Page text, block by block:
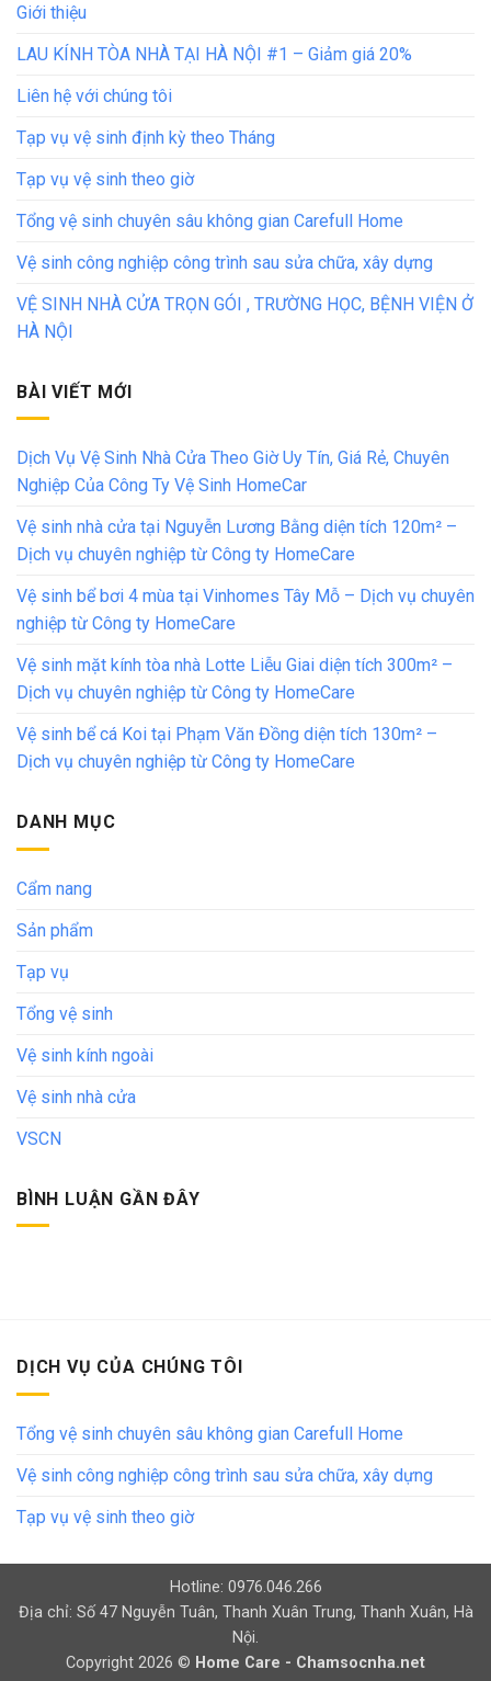
Giới thiệu
LAU KÍNH TÒA NHÀ TẠI HÀ NỘI #1 – Giảm giá 20%
Liên hệ với chúng tôi
Tạp vụ vệ sinh định kỳ theo Tháng
Tạp vụ vệ sinh theo giờ
Tổng vệ sinh chuyên sâu không gian Carefull Home
Vệ sinh công nghiệp công trình sau sửa chữa, xây dựng
VỆ SINH NHÀ CỬA TRỌN GÓI , TRƯỜNG HỌC, BỆNH VIỆN Ở
HÀ NỘI
BÀI VIẾT MỚI
Dịch Vụ Vệ Sinh Nhà Cửa Theo Giờ Uy Tín, Giá Rẻ, Chuyên
Nghiệp Của Công Ty Vệ Sinh HomeCar
Vệ sinh nhà cửa tại Nguyễn Lương Bằng diện tích 120m² –
Dịch vụ chuyên nghiệp từ Công ty HomeCare
Vệ sinh bể bơi 4 mùa tại Vinhomes Tây Mỗ – Dịch vụ chuyên
nghiệp từ Công ty HomeCare
Vệ sinh mặt kính tòa nhà Lotte Liễu Giai diện tích 300m² –
Dịch vụ chuyên nghiệp từ Công ty HomeCare
Vệ sinh bể cá Koi tại Phạm Văn Đồng diện tích 130m² –
Dịch vụ chuyên nghiệp từ Công ty HomeCare
DANH MỤC
Cẩm nang
Sản phẩm
Tạp vụ
Tổng vệ sinh
Vệ sinh kính ngoài
Vệ sinh nhà cửa
VSCN
BÌNH LUẬN GẦN ĐÂY
DỊCH VỤ CỦA CHÚNG TÔI
Tổng vệ sinh chuyên sâu không gian Carefull Home
Vệ sinh công nghiệp công trình sau sửa chữa, xây dựng
Tạp vụ vệ sinh theo giờ
Hotline: 0976.046.266
Địa chỉ: Số 47 Nguyễn Tuân, Thanh Xuân Trung, Thanh Xuân, Hà
Nội.
Copyright 2026 © Home Care - Chamsocnha.net